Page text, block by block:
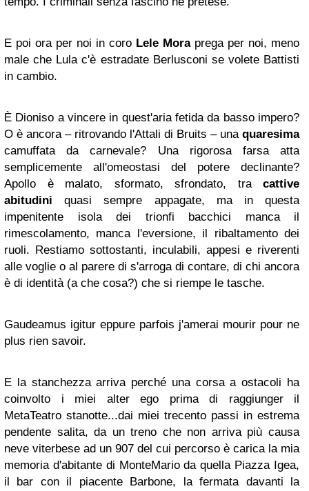
E poi ora per noi in coro Lele Moraprega per noi, meno
male che Lula c'è estradate Berlusconi se volete Battisti
in cambio.
È Dioniso a vincere in quest'aria fetida da basso impero?
O è ancora – ritrovando l'Attali di Bruits – una quaresima
camuffata da carnevale? Una rigorosa farsa atta
semplicemente all'omeostasi del potere declinante?
Apollo è malato, sformato, sfrondato, tra cattive
abitudini quasi sempre appagate, ma in questa
impenitente isola dei trionfi bacchici manca il
rimescolamento, manca l'eversione, il ribaltamento dei
ruoli. Restiamo sottostanti, inculabili, appesi e riverenti
alle voglie o al parere di s'arroga di contare, di chi ancora
è di identità (a che cosa?) che si riempe le tasche.
Gaudeamus igitur eppure parfois j'amerai mourir pour ne
plus rien savoir.
E la stanchezza arriva perché una corsa a ostacoli ha
coinvolto i miei alter ego prima di raggiunger il
MetaTeatro stanotte...dai miei trecento passi in estrema
pendente salita, da un treno che non arriva più causa
neve viterbese ad un 907 del cui percorso è carica la mia
memoria d'abitante di MonteMario da quella Piazza Igea,
il bar con il piacente Barbone, la fermata davanti la